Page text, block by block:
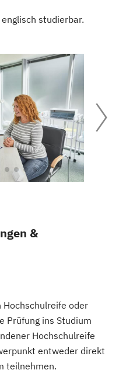
studierbar.
&
oder
Prüfung ins Studium
Hochschulreife
entweder direkt
teilnehmen.